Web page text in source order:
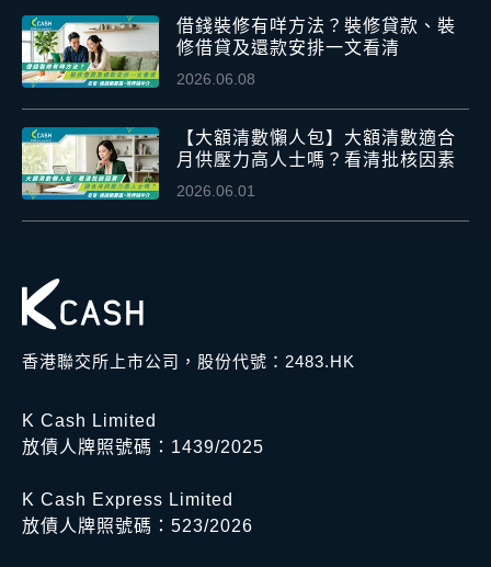
借錢裝修有咩方法？裝修貸款、裝
修借貸及還款安排一文看清
2026.06.08
【大額清數懶人包】大額清數適合
月供壓力高人士嗎？看清批核因素
2026.06.01
香港聯交所上市公司，股份代號：2483.HK
K Cash Limited
放債人牌照號碼：1439/2025
K Cash Express Limited
放債人牌照號碼：523/2026